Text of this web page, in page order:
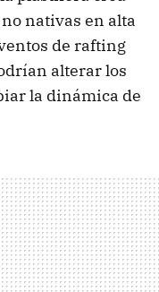
nativas en alta
de rafting
alterar los
la dinámica de